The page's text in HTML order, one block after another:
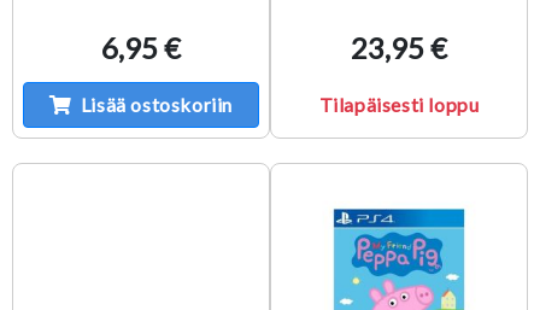
6,95 €
Lisää ostoskoriin
23,95 €
Tilapäisesti loppu